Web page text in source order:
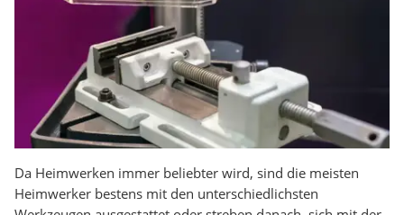
Da Heimwerken immer beliebter wird, sind die meisten
Heimwerker bestens mit den unterschiedlichsten